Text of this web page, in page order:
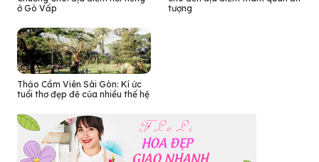
ở Gò Vấp
tượng
Thảo Cầm Viên Sài Gòn: Kí ức
tuổi thơ đẹp đẽ của nhiều thế hệ